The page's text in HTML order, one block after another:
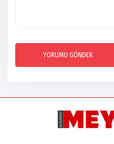
YORUMU GÖNDER